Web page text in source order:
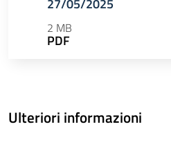
27/05/2025
2 MB
PDF
Ulteriori informazioni